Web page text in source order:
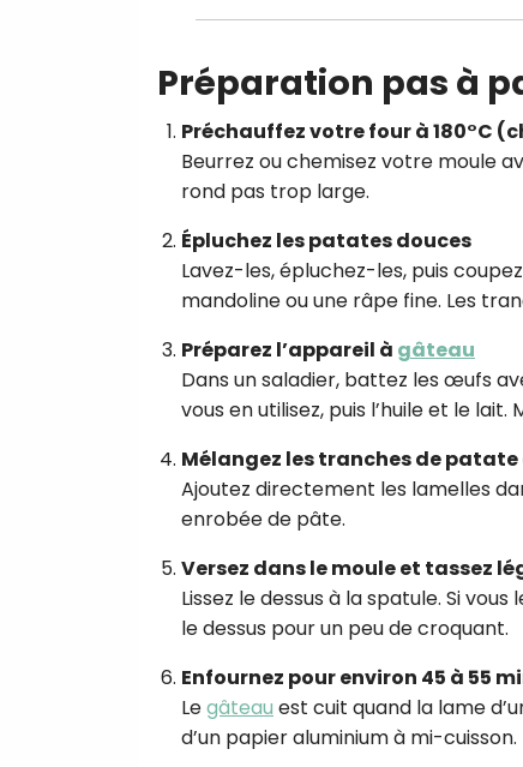
Préparation pas à
Préchauffez votre four à 180°C
Beurrez ou chemisez votre moule
rond pas trop large.
Épluchez les patates douces
Lavez-les, épluchez-les, puis
mandoline ou une râpe fine. Les
Préparez l’appareil à gâteau
Dans un saladier, battez les œufs
vous en utilisez, puis l’huile et le
Mélangez les tranches de
Ajoutez directement les lamelles
enrobée de pâte.
Versez dans le moule et tassez
Lissez le dessus à la spatule. Si
le dessus pour un peu de croquant.
Enfournez pour environ 45 à 55
Legâteau est cuit quand la lame
d’un papier aluminium à mi-cuisson.